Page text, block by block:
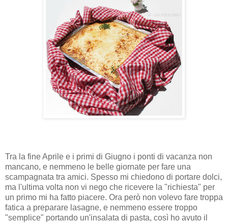
Tra la fine Aprile e i primi di Giugno i ponti di vacanza non
mancano, e nemmeno le belle giornate per fare una
scampagnata tra amici. Spesso mi chiedono di portare dolci,
ma l'ultima volta non vi nego che ricevere la "richiesta" per
un primo mi ha fatto piacere. Ora però non volevo fare troppa
fatica a preparare lasagne, e nemmeno essere troppo
"semplice" portando un'insalata di pasta, così ho avuto il